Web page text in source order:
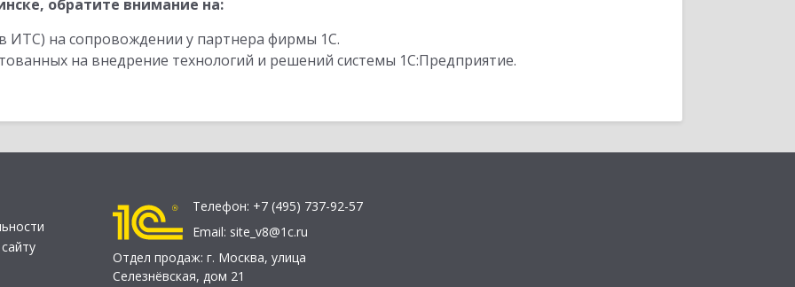
обратите внимание на:
ИТС) на сопровождении у партнера фирмы 1С.
на внедрение технологий и решений системы 1С:Предприятие.
Телефон: +7 (495) 737-92-57
Email: site_v8@1c.ru
Отдел продаж: г. Москва, улица
Селезнёвская, дом 21